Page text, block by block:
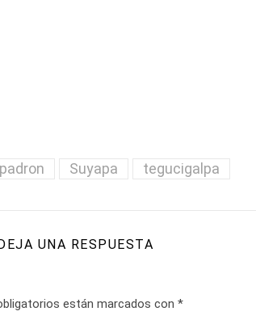
padron Suyapa tegucigalpa
UNA RESPUESTA
están marcados con *